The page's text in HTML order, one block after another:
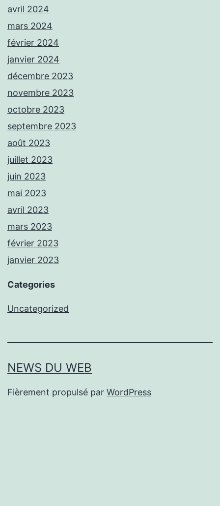
avril 2024
mars 2024
février 2024
janvier 2024
décembre 2023
novembre 2023
octobre 2023
septembre 2023
août 2023
juillet 2023
juin 2023
mai 2023
avril 2023
mars 2023
février 2023
janvier 2023
Categories
Uncategorized
NEWS DU WEB
Fièrement propulsé par WordPress